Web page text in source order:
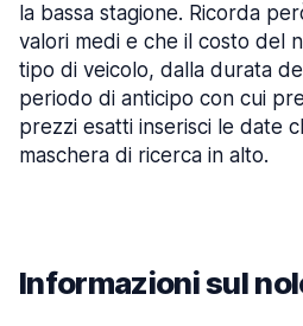
la bassa stagione. Ricorda
valori medi e che il costo del
tipo di veicolo, dalla durata
periodo di anticipo con cui
prezzi esatti inserisci le date
maschera di ricerca in alto.
Informazioni sul